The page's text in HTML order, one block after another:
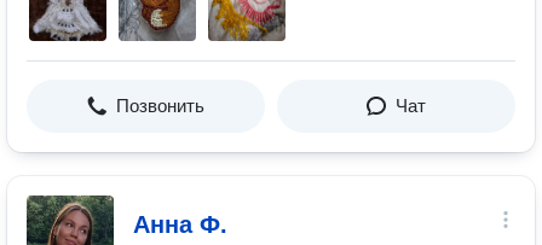
Позвонить Чат
Анна Ф.